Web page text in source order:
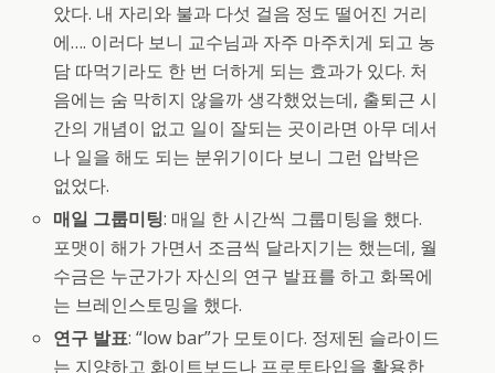
았다. 내 자리와 불과 다섯 걸음 정도 떨어진 거리
에…. 이러다 보니 교수님과 자주 마주치게 되고 농
담 따먹기라도 한 번 더하게 되는 효과가 있다. 처
음에는 숨 막히지 않을까 생각했었는데, 출퇴근 시
간의 개념이 없고 일이 잘되는 곳이라면 아무 데서
나 일을 해도 되는 분위기이다 보니 그런 압박은
없었다.
매일 그룹미팅: 매일 한 시간씩 그룹미팅을 했다.
포맷이 해가 가면서 조금씩 달라지기는 했는데, 월
수금은 누군가가 자신의 연구 발표를 하고 화목에
는 브레인스토밍을 했다.
연구 발표: “low bar”가 모토이다. 정제된 슬라이드
는 지양하고 화이트보드나 프로토타입을 활용한